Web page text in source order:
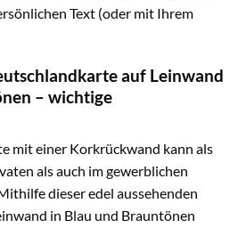
Text (oder mit Ihrem
auf Leinwand
– wichtige
mit einer Korkrückwand kann als
als auch im gewerblichen
dieser edel aussehenden
in Blau und Brauntönen